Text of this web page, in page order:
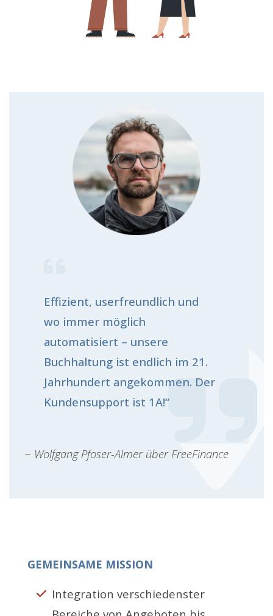
Effizient, userfreundlich und
wo immer möglich
automatisiert – unsere
Buchhaltung ist endlich im 21.
Jahrhundert angekommen. Der
Kundensupport ist 1A!“
~ Wolfgang Pfoser-Almer über FreeFinance
GEMEINSAME MISSION
Integration verschiedenster